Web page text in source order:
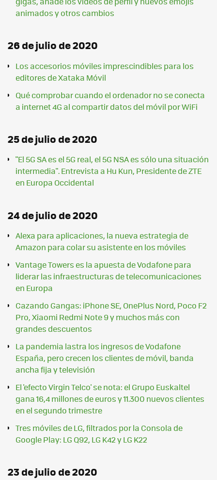
animados y otros cambios
26 de julio de 2020
Los accesorios móviles imprescindibles para los
editores de Xataka Móvil
Qué comprobar cuando el ordenador no se conecta
a internet 4G al compartir datos del móvil por WiFi
25 de julio de 2020
"El 5G SA es el 5G real, el 5G NSA es sólo una situación
intermedia". Entrevista a Hu Kun, Presidente de ZTE
en Europa Occidental
24 de julio de 2020
Alexa para aplicaciones, la nueva estrategia de
Amazon para colar su asistente en los móviles
Vantage Towers es la apuesta de Vodafone para
liderar las infraestructuras de telecomunicaciones
en Europa
Cazando Gangas: iPhone SE, OnePlus Nord, Poco F2
Pro, Xiaomi Redmi Note 9 y muchos más con
grandes descuentos
La pandemia lastra los ingresos de Vodafone
España, pero crecen los clientes de móvil, banda
ancha fija y televisión
El 'efecto Virgin Telco' se nota: el Grupo Euskaltel
gana 16,4 millones de euros y 11.300 nuevos clientes
en el segundo trimestre
Tres móviles de LG, filtrados por la Consola de
Google Play: LG Q92, LG K42 y LG K22
23 de julio de 2020